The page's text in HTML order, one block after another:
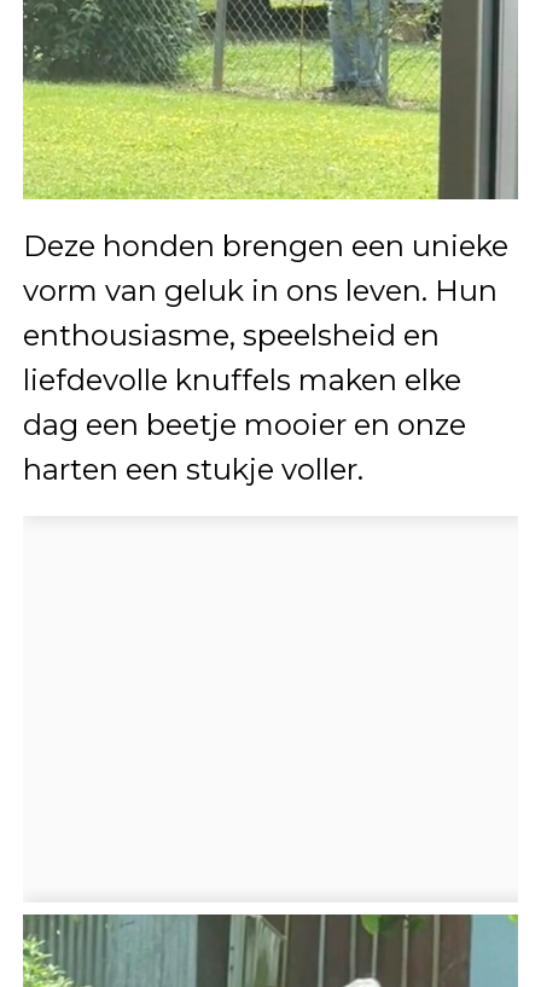
Deze honden brengen een unieke
vorm van geluk in ons leven. Hun
enthousiasme, speelsheid en
liefdevolle knuffels maken elke
dag een beetje mooier en onze
harten een stukje voller.